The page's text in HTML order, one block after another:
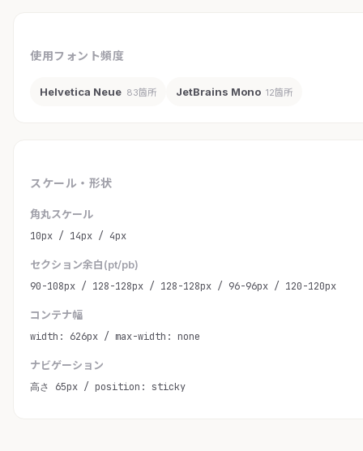
使用フォント頻度
Helvetica Neue 83箇所 JetBrains Mono 12箇所
スケール・形状
角丸スケール
10px / 14px / 4px
セクション余白(pt/pb)
90-108px / 128-128px / 128-128px / 96-96px / 120-120px
コンテナ幅
width: 626px / max-width: none
ナビゲーション
高さ 65px / position: sticky